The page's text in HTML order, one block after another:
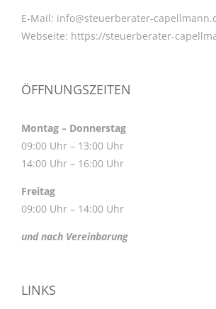
E-Mail: info@steuerberater-
Webseite: https://steuerberater-
ÖFFNUNGSZEITEN
Montag – Donnerstag
09:00 Uhr – 13:00 Uhr
14:00 Uhr – 16:00 Uhr
Freitag
09:00 Uhr – 14:00 Uhr
und nach Vereinbarung
LINKS